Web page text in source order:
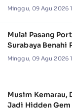
Minggu, 09 Agu 2026
Mulai Pasang
Surabaya Benahi
Minggu, 09 Agu 2026
Musim Kemarau,
Jadi Hidden Gem